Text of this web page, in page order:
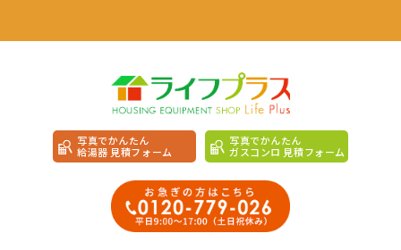
写真でかんたん
給湯器 見積フォーム
写真でかんたん
ガスコンロ 見積フォーム